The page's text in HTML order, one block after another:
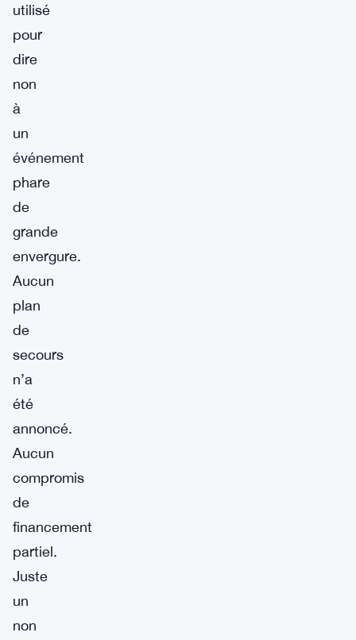
utilisé
pour
dire
non
à
un
événement
phare
de
grande
envergure.
Aucun
plan
de
secours
n’a
été
annoncé.
Aucun
compromis
de
financement
partiel.
Juste
un
non